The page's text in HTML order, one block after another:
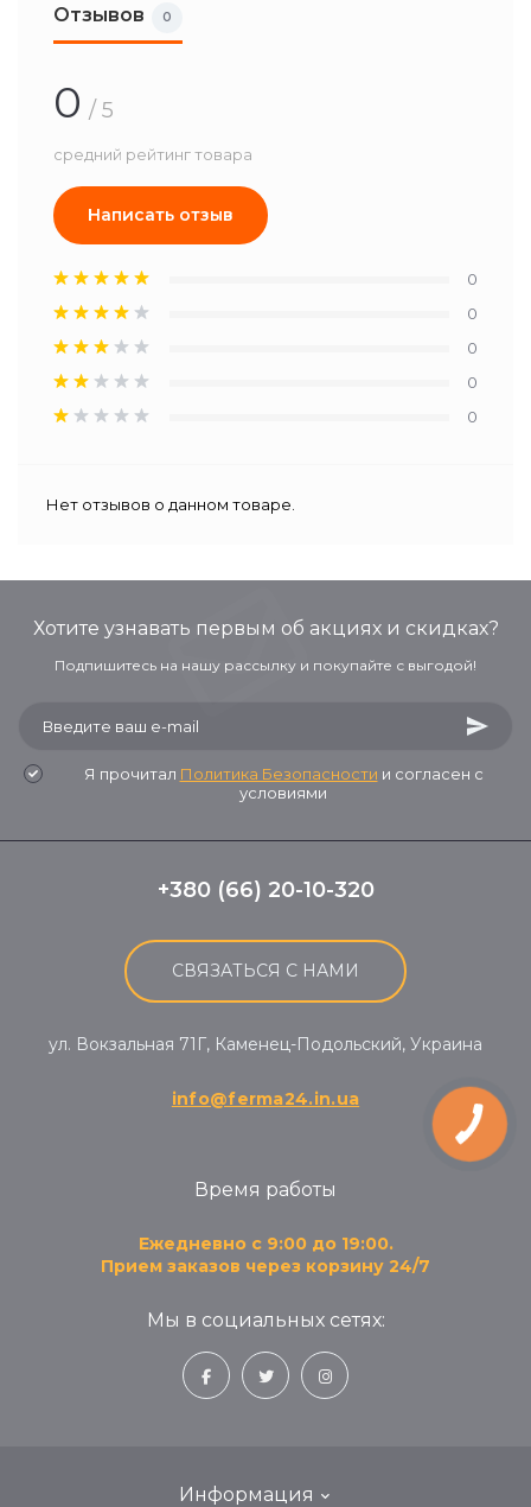
Отзывов 0
0 / 5
средний рейтинг товара
Написать отзыв
0
0
0
0
0
Нет отзывов о данном товаре.
Хотите узнавать первым об акциях и скидках?
Подпишитесь на нашу рассылку и покупайте с выгодой!
Я прочитал Политика Безопасности и согласен с
условиями
+380 (66) 20-10-320
СВЯЗАТЬСЯ С НАМИ
ул. Вокзальная 71Г, Каменец-Подольский, Украина
info@ferma24.in.ua
Информация
Время работы
Ежедневно с 9:00 до 19:00.
Прием заказов через корзину 24/7
Мы в социальных сетях: